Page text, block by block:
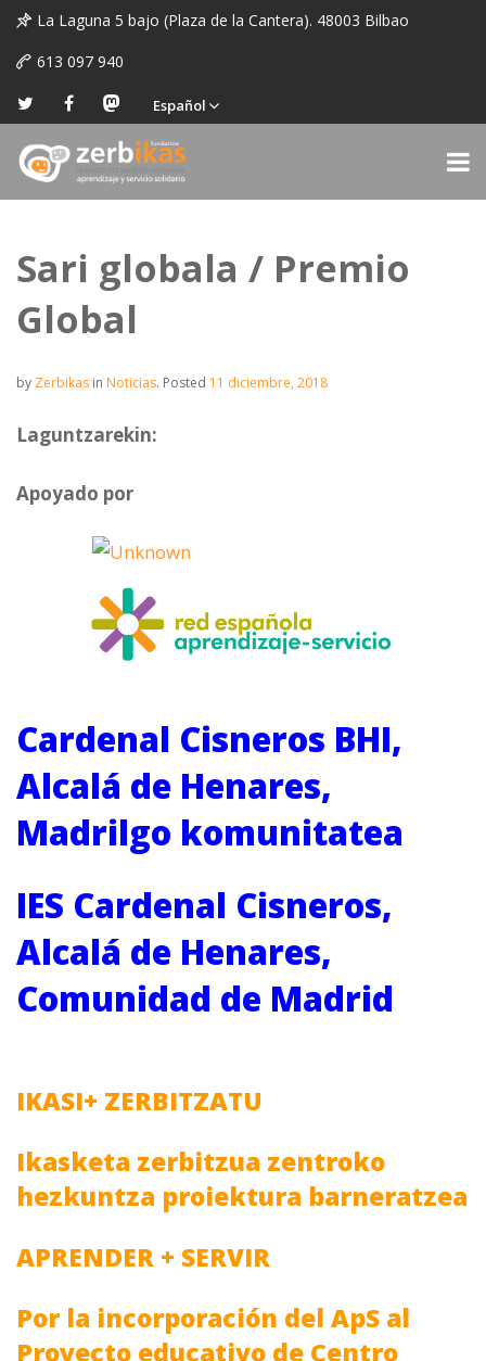
La Laguna 5 bajo (Plaza de la Cantera). 48003 Bilbao
613 097 940
Español
Sari globala / Premio
Global
by Zerbikas in Noticias. Posted 11 diciembre, 2018
Laguntzarekin:
Apoyado por
Cardenal Cisneros BHI,
Alcalá de Henares,
Madrilgo komunitatea
IES Cardenal Cisneros,
Alcalá de Henares,
Comunidad de Madrid
IKASI+ ZERBITZATU
Ikasketa zerbitzua zentroko
hezkuntza proiektura barneratzea
APRENDER + SERVIR
Por la incorporación del ApS al
Proyecto educativo de Centro